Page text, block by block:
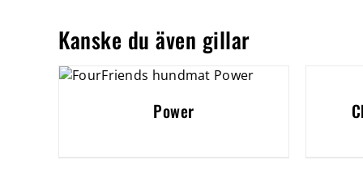
Kanske du även gillar
Power